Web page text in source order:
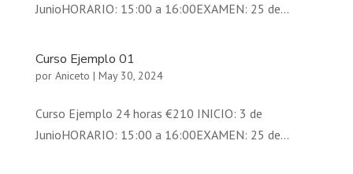
JunioHORARIO: 15:00 a 16:00EXAMEN: 25 de...
Curso Ejemplo 01
por Aniceto | May 30, 2024
Curso Ejemplo 24 horas €210 INICIO: 3 de
JunioHORARIO: 15:00 a 16:00EXAMEN: 25 de...